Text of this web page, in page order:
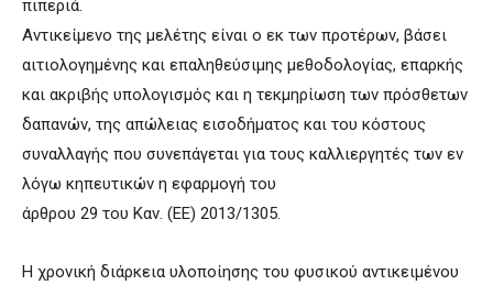
πιπεριά.
Αντικείμενο της μελέτης είναι ο εκ των προτέρων, βάσει
αιτιολογημένης και επαληθεύσιμης μεθοδολογίας, επαρκής
και ακριβής υπολογισμός και η τεκμηρίωση των πρόσθετων
δαπανών, της απώλειας εισοδήματος και του κόστους
συναλλαγής που συνεπάγεται για τους καλλιεργητές των εν
λόγω κηπευτικών η εφαρμογή του
άρθρου 29 του Καν. (ΕΕ) 2013/1305.
Η χρονική διάρκεια υλοποίησης του φυσικού αντικειμένου